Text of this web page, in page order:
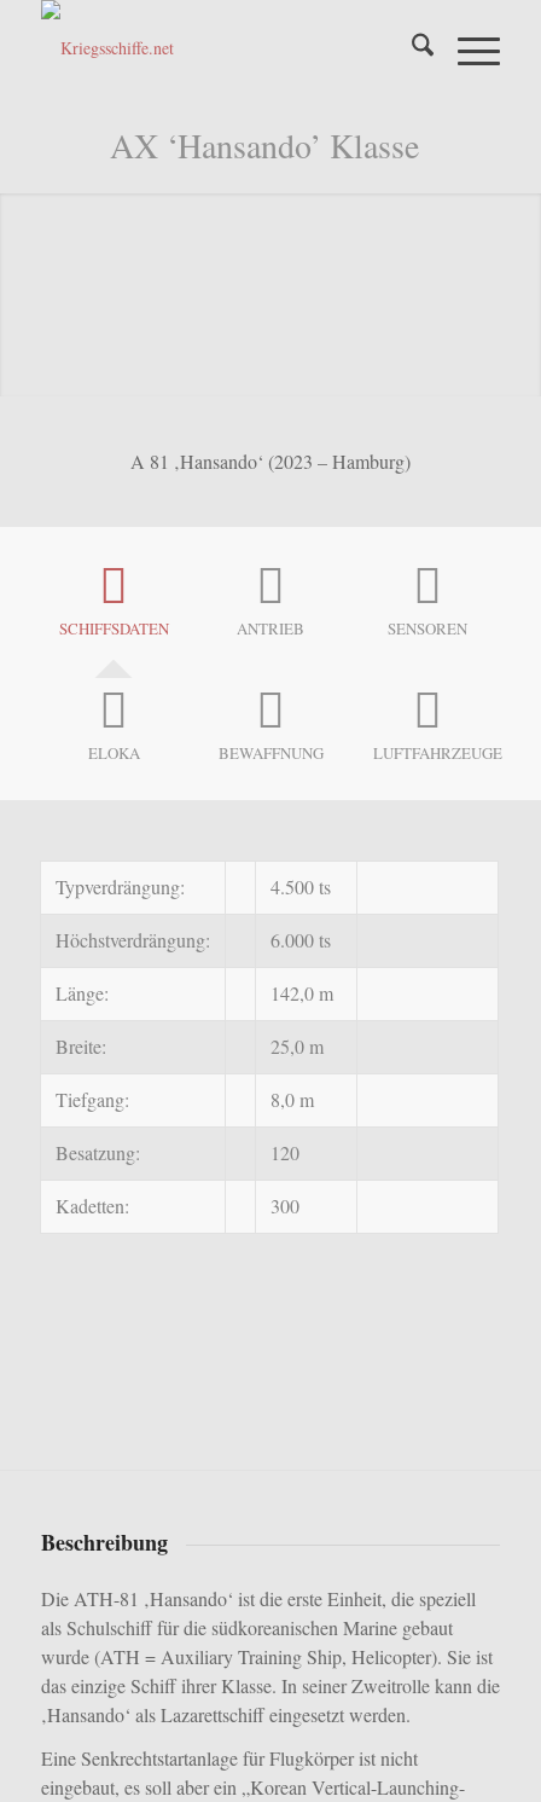
AX ‘Hansando’ Klasse
A 81 ‚Hansando‘ (2023 – Hamburg)
SCHIFFSDATEN ANTRIEB SENSOREN
ELOKA BEWAFFNUNG LUFTFAHRZEUGE
Typverdrängung: 4.500 ts
Höchstverdrängung: 6.000 ts
Länge: 142,0 m
Breite: 25,0 m
Tiefgang: 8,0 m
Besatzung: 120
Kadetten: 300
Beschreibung
Die ATH-81 ‚Hansando‘ ist die erste Einheit, die speziell
als Schulschiff für die südkoreanischen Marine gebaut
wurde (ATH = Auxiliary Training Ship, Helicopter). Sie ist
das einzige Schiff ihrer Klasse. In seiner Zweitrolle kann die
‚Hansando‘ als Lazarettschiff eingesetzt werden.
Eine Senkrechtstartanlage für Flugkörper ist nicht
eingebaut, es soll aber ein „Korean Vertical-Launching-